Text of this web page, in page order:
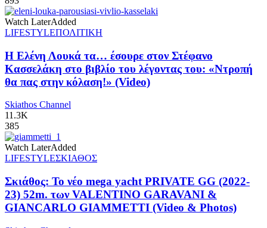
Watch LaterAdded
LIFESTYLEΠΟΛΙΤΙΚΗ
Η Ελένη Λουκά τα… έσουρε στον Στέφανο
Κασσελάκη στο βιβλίο του λέγοντας του: «Ντροπή
θα πας στην κόλαση!» (Video)
Skiathos Channel
11.3K
385
Watch LaterAdded
LIFESTYLEΣΚΙΑΘΟΣ
Σκιάθος: Το νέο mega yacht PRIVATE GG (2022-
23) 52m. των VALENTINO GARAVANI &
GIANCARLO GIAMMETTI (Video & Photos)